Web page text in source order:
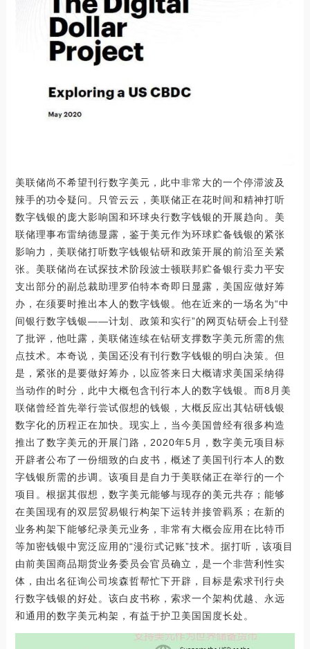
美联储尚不希望刊行数字美元，此中非常大的一个停滞波及
辣手的功令疑问。只管云云，美联储正在花时间和精神打听
数字钱银的庞大影响国和环球央行数字钱银的开展趋向。美
联储理事布雷纳德显露，鉴于美元作为环球贮备钱银的紧张
影响力，美联储打听数字钱银钻研和政策开展的前沿至关紧
张。美联储尚在试探技术阶段波士顿联邦贮备银行卖力平安
支出部分的副总裁助理罗伯特本奇即日显露，美国应做好筹
办，在须要时推出本人的数字钱银。他在近来的一场名为“中
间银行数字钱银——计划、政策和实行”的网页钻研会上刊登
了批评，他吐露，美联储连续在钻研支撑数字美元所需的焦
点技术。本奇说，美国还没有刊行数字钱银的明白决策。但
是，紧张的是要做好筹办，以应答来日大概请求美国采纳得
当动作的时分，此中大概包含刊行本人的数字钱银。而8月美
联储曾经首先举行尝试假想的钱银，大概反应出其钻研钱银
数字化的历程正在加快。现实上，当今美国曾经有很多构造
推出了数字美元的开展门路，2020年5月，数字美元项目标
开辟者公布了一份细致的白皮书，概述了美国刊行本人的数
字钱银所需的步调。该项目是自力于美联储正在举行的一个
项目。根据其假想，数字美元能够与现存的美元共存；能够
在美国现有的双层贸易银行构架下运转并接管羁系；在新的
业务构架下能够纪录美元业务，非常有大概会应用在比特币
等加密钱银中宽泛应用的“漫衍式记账”技术。据打听，该项目
由前美国商品期货业务委员会官员确立，是一个非营利性实
体，由出名征询公司埃森哲帮忙下开辟，目标是索求刊行央
行数字钱银的好处。该白皮书称，索求一个架构优越、永远
和通用的数字美元构架，有益于护卫美国国度长处。